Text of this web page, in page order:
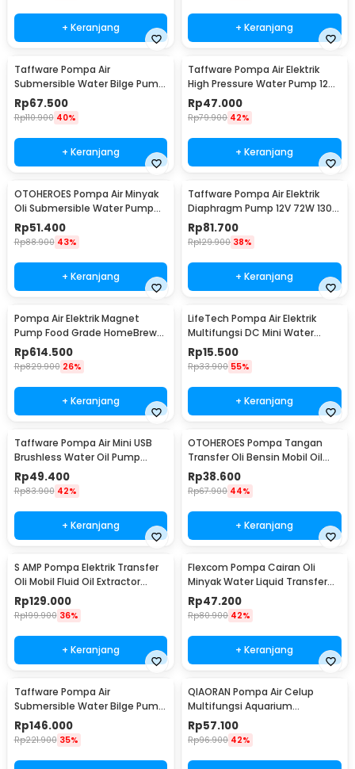
+ Keranjang + Keranjang
Taffware Pompa Air
Submersible Water Bilge Pump
12 V - CH8028
Rp67.500
Rp110.900 40%
+ Keranjang
Taffware Pompa Air Elektrik
High Pressure Water Pump 12V
3.5L/min - DP-521
Rp47.000
Rp79.900 42%
+ Keranjang
OTOHEROES Pompa Air Minyak
Oli Submersible Water Pump
12V - YB-028
Rp51.400
Rp88.900 43%
+ Keranjang
Taffware Pompa Air Elektrik
Diaphragm Pump 12V 72W 130
PSI - DP-538
Rp81.700
Rp129.900 38%
+ Keranjang
Pompa Air Elektrik Magnet
Pump Food Grade HomeBrew
Wine 10W 19L/Min - MP-15RM
Rp614.500
Rp829.900 26%
+ Keranjang
LifeTech Pompa Air Elektrik
Multifungsi DC Mini Water
Pump 4.8W 12V - 365B-7
Rp15.500
Rp33.900 55%
+ Keranjang
Taffware Pompa Air Mini USB
Brushless Water Oil Pump
Submersible 5V - QR30A
Rp49.400
Rp83.900 42%
+ Keranjang
OTOHEROES Pompa Tangan
Transfer Oli Bensin Mobil Oil
Pump - NC01
Rp38.600
Rp67.900 44%
+ Keranjang
S AMP Pompa Elektrik Transfer
Oli Mobil Fluid Oil Extractor
Pump 12V - A3
Rp129.000
Rp199.900 36%
+ Keranjang
Flexcom Pompa Cairan Oli
Minyak Water Liquid Transfer
Pump - JT-600
Rp47.200
Rp80.900 42%
+ Keranjang
Taffware Pompa Air
Submersible Water Bilge Pump
12V - BL-2512SI
Rp146.000
Rp221.900 35%
QIAORAN Pompa Air Celup
Multifungsi Aquarium
Submersible Pump 5V 2.4W -
QR50A
Rp57.100
Rp96.900 42%